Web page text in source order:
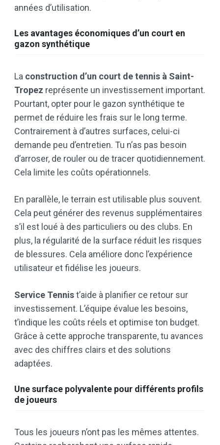
années d’utilisation.
Les avantages économiques d’un court en
gazon synthétique
La construction d’un court de tennis à Saint-
Tropez représente un investissement important.
Pourtant, opter pour le gazon synthétique te
permet de réduire les frais sur le long terme.
Contrairement à d’autres surfaces, celui-ci
demande peu d’entretien. Tu n’as pas besoin
d’arroser, de rouler ou de tracer quotidiennement.
Cela limite les coûts opérationnels.
En parallèle, le terrain est utilisable plus souvent.
Cela peut générer des revenus supplémentaires
s’il est loué à des particuliers ou des clubs. En
plus, la régularité de la surface réduit les risques
de blessures. Cela améliore donc l’expérience
utilisateur et fidélise les joueurs.
Service Tennist’aide à planifier ce retour sur
investissement. L’équipe évalue les besoins,
t’indique les coûts réels et optimise ton budget.
Grâce à cette approche transparente, tu avances
avec des chiffres clairs et des solutions
adaptées.
Une surface polyvalente pour différents profils
de joueurs
Tous les joueurs n’ont pas les mêmes attentes.